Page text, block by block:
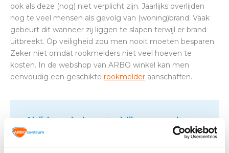
ook als deze (nog) niet verplicht zijn. Jaarlijks overlijden
nog te veel mensen als gevolg van (woning)brand. Vaak
gebeurt dit wanneer zij liggen te slapen terwijl er brand
uitbreekt. Op veiligheid zou men nooit moeten besparen.
Zeker niet omdat rookmelders niet veel hoeven te
kosten. In de webshop van ARBO winkel kan men
eenvoudig een geschikte rookmelder aanschaffen.
Altijd op de hoogte blijven van de
laatste nieuwtjes, acties en meer?
Schrijf je in voor onze nieuwsbrief!